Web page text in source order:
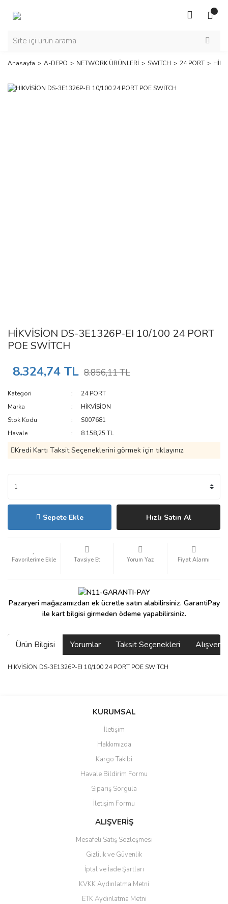
Anasayfa A-DEPO NETWORK ÜRÜNLERİ SWITCH 24 PORT
HİKVİSİON DS-3E1326P-EI 10/100 24 PORT
POE SWİTCH
8.324,74 TL 8.856,11 TL
Kategori
24 PORT
Marka
HİKVİSİON
Stok Kodu
S007681
Havale
8.158,25 TL
Kredi Kartı Taksit Seçeneklerini görmek için tıklayınız.
Sepete Ekle Hızlı Satın Al
Tavsiye Et Yorum Yaz Fiyat Alarmı
Pazaryeri mağazamızdan ek ücretle satın alabilirsiniz. GarantiPay
ile kart bilgisi girmeden ödeme yapabilirsiniz.
Ürün Bilgisi Yorumlar Taksit Seçenekleri
HİKVİSİON DS-3E1326P-EI 10/100 24 PORT POE SWİTCH
Bu ürüne ilk yorumu siz yapın!
güzel paketlenmiş ama yanında
ile 24 izlenmektedir diye küçük
bir tabela olsa daha hoş
hızlı güvenli bir alışveriş oldu
Yalçın Kaya | 20/06/2026
ahmet yiğit | 29/04/2026
KURUMSAL
İletişim
Hakkımızda
Kargo Takibi
Havale Bildirim Formu
Sipariş Sorgula
İletişim Formu
ALIŞVERİŞ
Mesafeli Satış Sözleşmesi
Gizlilik ve Güvenlik
İptal ve İade Şartları
KVKK Aydınlatma Metni
ETK Aydınlatma Metni